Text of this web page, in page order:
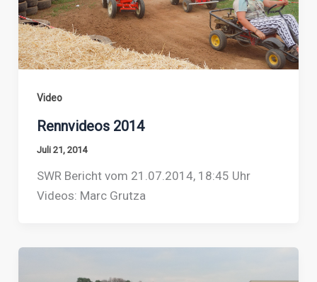
Video
Rennvideos 2014
Juli 21, 2014
SWR Bericht vom 21.07.2014, 18:45 Uhr
Videos: Marc Grutza